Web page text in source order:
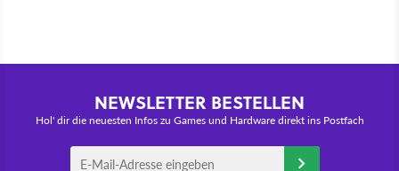
NEWSLETTER BESTELLEN
Hol' dir die neuesten Infos zu Games und Hardware direkt ins Postfach